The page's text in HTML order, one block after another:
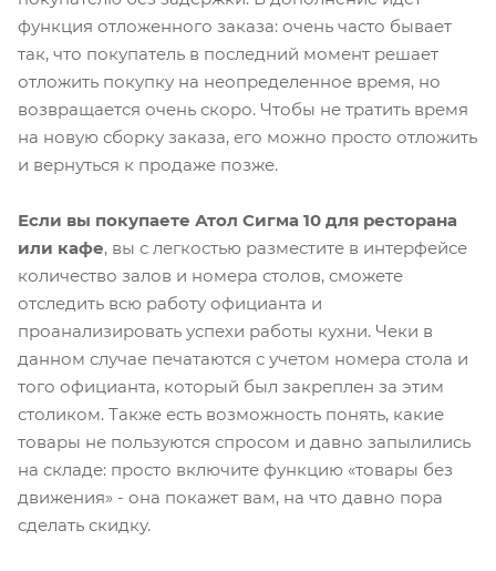
функция отложенного заказа: очень часто бывает
так, что покупатель в последний момент решает
отложить покупку на неопределенное время, но
возвращается очень скоро. Чтобы не тратить время
на новую сборку заказа, его можно просто отложить
и вернуться к продаже позже.
Если вы покупаете Атол Сигма 10 для ресторана
или кафе, вы с легкостью разместите в интерфейсе
количество залов и номера столов, сможете
отследить всю работу официанта и
проанализировать успехи работы кухни. Чеки в
данном случае печатаются с учетом номера стола и
того официанта, который был закреплен за этим
столиком. Также есть возможность понять, какие
товары не пользуются спросом и давно запылились
на складе: просто включите функцию «товары без
движения» - она покажет вам, на что давно пора
сделать скидку.